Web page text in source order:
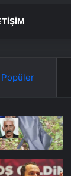
Popüler